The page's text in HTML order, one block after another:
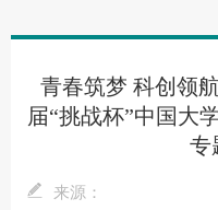
青春筑梦 科创领
届“挑战杯”中国大
专
来源：